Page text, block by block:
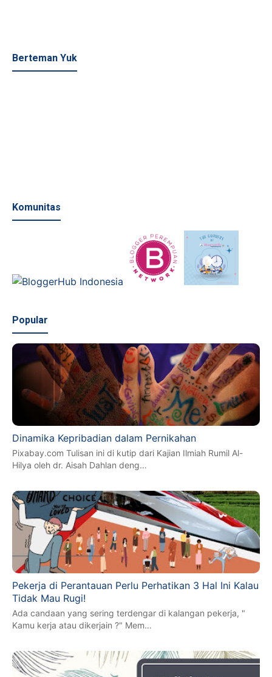
Berteman Yuk
Komunitas
Popular
Dinamika Kepribadian dalam Pernikahan
Pixabay.com Tulisan ini di kutip dari Kajian Ilmiah Rumil Al-
Hilya oleh dr. Aisah Dahlan deng…
Pekerja di Perantauan Perlu Perhatikan 3 Hal Ini Kalau
Tidak Mau Rugi!
Ada candaan yang sering terdengar di kalangan pekerja, "
Kamu kerja atau dikerjain ?" Mem…